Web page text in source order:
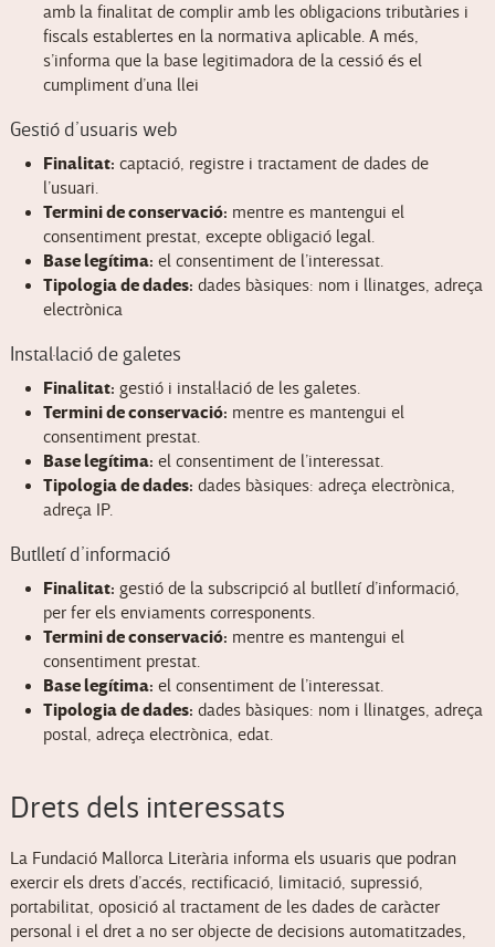
amb la finalitat de complir amb les obligacions tributàries i
fiscals establertes en la normativa aplicable. A més,
s’informa que la base legitimadora de la cessió és el
cumpliment d’una llei
Gestió d’usuaris web
Finalitat: captació, registre i tractament de dades de
l’usuari.
Termini de conservació: mentre es mantengui el
consentiment prestat, excepte obligació legal.
Base legítima: el consentiment de l’interessat.
Tipologia de dades: dades bàsiques: nom i llinatges, adreça
electrònica
Instal·lació de galetes
Finalitat: gestió i instal·lació de les galetes.
Termini de conservació: mentre es mantengui el
consentiment prestat.
Base legítima: el consentiment de l’interessat.
Tipologia de dades: dades bàsiques: adreça electrònica,
adreça IP.
Butlletí d’informació
Finalitat: gestió de la subscripció al butlletí d’informació,
per fer els enviaments corresponents.
Termini de conservació: mentre es mantengui el
consentiment prestat.
Base legítima: el consentiment de l’interessat.
Tipologia de dades: dades bàsiques: nom i llinatges, adreça
postal, adreça electrònica, edat.
Drets dels interessats
La Fundació Mallorca Literària informa els usuaris que podran
exercir els drets d’accés, rectificació, limitació, supressió,
portabilitat, oposició al tractament de les dades de caràcter
personal i el dret a no ser objecte de decisions automatitzades,